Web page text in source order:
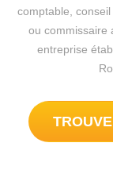
comptable,
ou commissaire
entreprise